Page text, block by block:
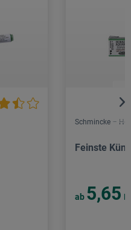
Schmincke –
Feinste
ab 5,65